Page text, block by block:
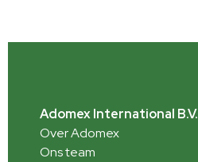
Adomex International B.V.
Over Adomex
Ons team